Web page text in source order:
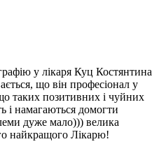
у лікаря Куц Костянтина
що він професіонал у
таких позитивних і чуйних
і намагаються домогти
дуже мало))) велика
найкращого Лікарю!